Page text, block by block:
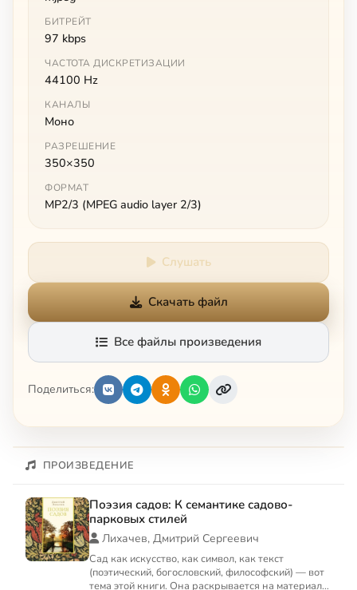
БИТРЕЙТ
97 kbps
ЧАСТОТА ДИСКРЕТИЗАЦИИ
44100 Hz
КАНАЛЫ
Моно
РАЗРЕШЕНИЕ
350×350
ФОРМАТ
MP2/3 (MPEG audio layer 2/3)
Слушать
Скачать файл
Все файлы произведения
Поделиться:
ПРОИЗВЕДЕНИЕ
Поэзия садов: К семантике садово-
парковых стилей
Лихачев, Дмитрий Сергеевич
Сад как искусство, как символ, как текст
(поэтический, богословский, философский) — вот
тема этой книги. Она раскрывается на материале